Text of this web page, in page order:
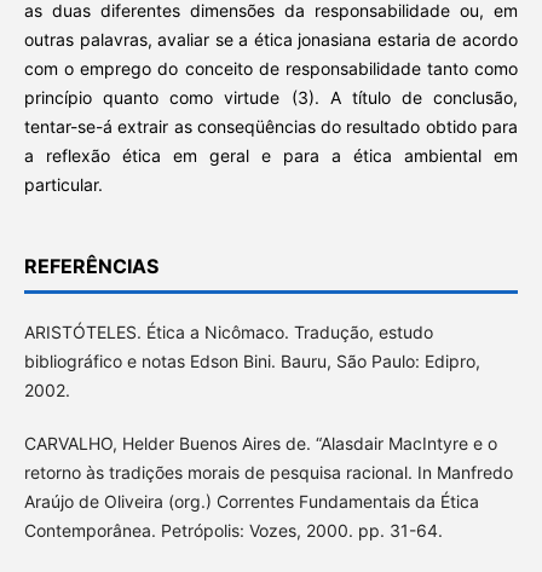
as duas diferentes dimensões da responsabilidade ou, em
outras palavras, avaliar se a ética jonasiana estaria de acordo
com o emprego do conceito de responsabilidade tanto como
princípio quanto como virtude (3). A título de conclusão,
tentar-se-á extrair as conseqüências do resultado obtido para
a reflexão ética em geral e para a ética ambiental em
particular.
REFERÊNCIAS
ARISTÓTELES. Ética a Nicômaco. Tradução, estudo
bibliográfico e notas Edson Bini. Bauru, São Paulo: Edipro,
2002.
CARVALHO, Helder Buenos Aires de. “Alasdair MacIntyre e o
retorno às tradições morais de pesquisa racional. In Manfredo
Araújo de Oliveira (org.) Correntes Fundamentais da Ética
Contemporânea. Petrópolis: Vozes, 2000. pp. 31-64.